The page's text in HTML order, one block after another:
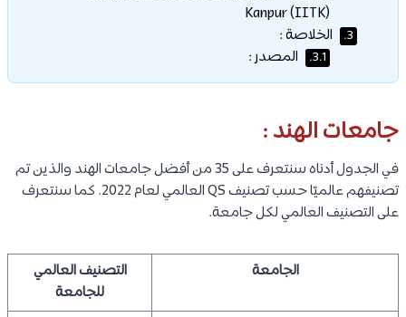
Kanpur (IITK)
3. الخلاصة :
3.1. المصدر :
جامعات الهند :
في الجدول أدناه سنتعرف على 35 من أفضل جامعات الهند والذين تم
تصنيفهم عالميًا حسب تصنيف QS العالمي لعام 2022. كما سنتعرف
على التصنيف العالمي لكل جامعة.
الجامعة
التصنيف العالمي
للجامعة